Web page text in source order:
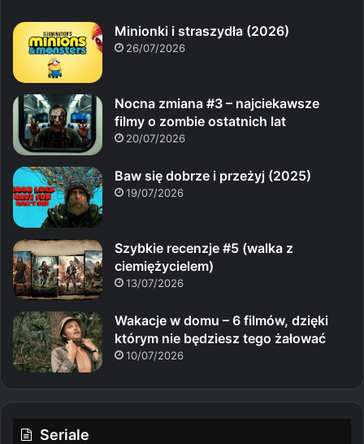
Minionki i straszydła (2026)
26/07/2026
Nocna zmiana #3 – najciekawsze
filmy o zombie ostatnich lat
20/07/2026
Baw się dobrze i przeżyj (2025)
19/07/2026
Szybkie recenzje #5 (walka z
ciemiężycielem)
13/07/2026
Wakacje w domu – 6 filmów, dzięki
którym nie będziesz tego żałować
10/07/2026
Seriale